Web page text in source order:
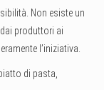
Non esiste un
produttori ai
l’iniziativa.
di pasta,